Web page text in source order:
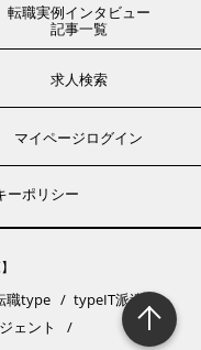
転職実例インタビュー
記事一覧
求人検索
マイページログイン
ーポリシー
職type
typeIT派遣
ェント